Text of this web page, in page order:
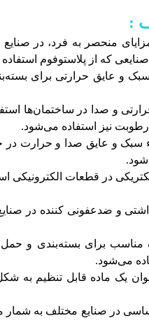
:
منحصر به فرد، در
که از پلاستوفوم
و عایق حرارتی برای
و صدا در ساختمان‌ها
نیز استفاده می‌شود.
سبک و عایق صدا و حرارت در
در قطعات الکترونیکی
و ضدعفونی کننده در
مناسب برای بسته‌بندی و
می‌شود.
یک ماده قابل تنظیم به
در صنایع مختلف به شمار